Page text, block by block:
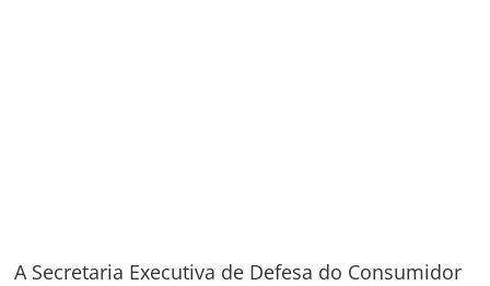
A Secretaria Executiva de Defesa do Consumidor